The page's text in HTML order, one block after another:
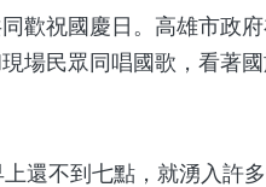
祝國慶日。高雄市政
場民眾同唱國歌，看著
不到七點，就湧入許